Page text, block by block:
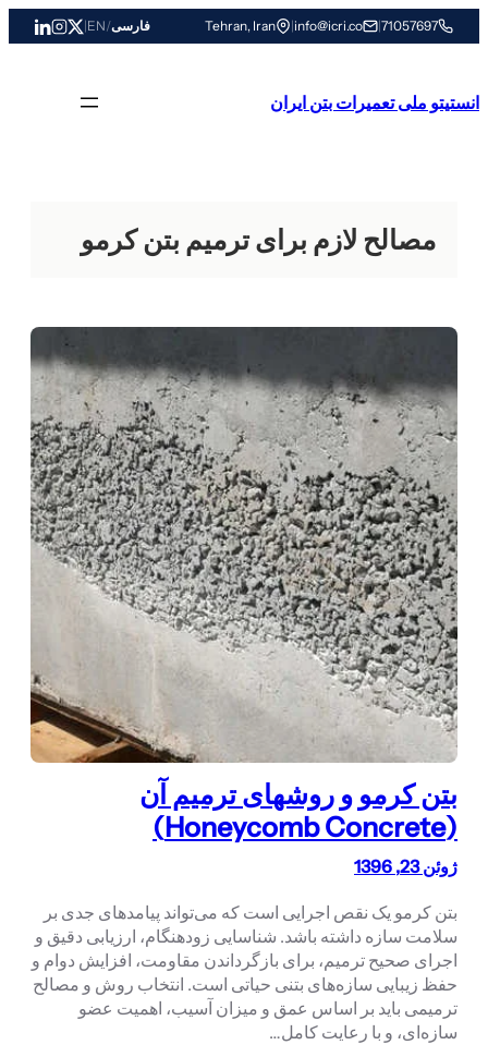
به
71057697
|
info@icri.co
|
Tehran, Iran فارسی/
EN
|
انستیتو ملی تعمیرات بتن ایران
مصالح لازم برای ترمیم بتن کرمو
بتن کرمو و روشهای ترمیم آن
(Honeycomb Concrete)
ژوئن 23, 1396
بتن کرمو یک نقص اجرایی است که می‌تواند پیامدهای جدی بر
سلامت سازه داشته باشد. شناسایی زودهنگام، ارزیابی دقیق و
اجرای صحیح ترمیم، برای بازگرداندن مقاومت، افزایش دوام و
حفظ زیبایی سازه‌های بتنی حیاتی است. انتخاب روش و مصالح
ترمیمی باید بر اساس عمق و میزان آسیب، اهمیت عضو
سازه‌ای، و با رعایت کامل…